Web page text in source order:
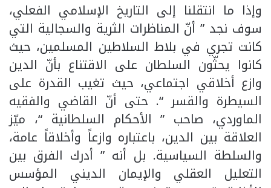
وإذا ما انتقلنا إلى التاريخ الإسلامي الفعلي،
سوف نجد ” أنّ المناظرات الثرية والسجالية التي
كانت تجري في بلاط السلاطين المسلمين، حيث
كانوا يحثّون السلطان على الاقتناع بأنّ الدين
وازع أخلاقي اجتماعي، حيث تغيب القدرة على
السيطرة والقسر “. حتى أنّ القاضي والفقيه
الماوردي، صاحب ” الأحكام السلطانية “، ميّز
العلاقة بين الدين، باعتباره وازعاً وأخلاقاً عامة،
والسلطة السياسية. بل أنه ” أدرك الفرق بين
التعليل العقلي والإيمان الديني المؤسس